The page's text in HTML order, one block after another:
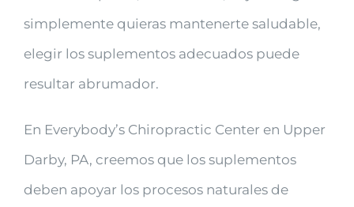
simplemente quieras mantenerte saludable,
elegir los suplementos adecuados puede
resultar abrumador.
En Everybody’s Chiropractic Center en Upper
Darby, PA, creemos que los suplementos
deben apoyar los procesos naturales de